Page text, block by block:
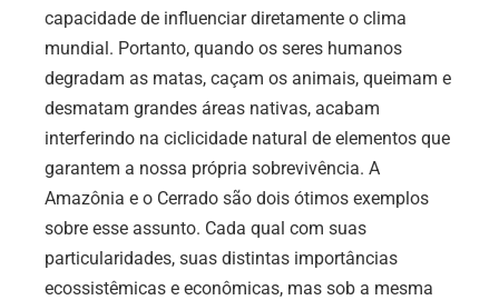
capacidade de influenciar diretamente o clima
mundial. Portanto, quando os seres humanos
degradam as matas, caçam os animais, queimam e
desmatam grandes áreas nativas, acabam
interferindo na ciclicidade natural de elementos que
garantem a nossa própria sobrevivência. A
Amazônia e o Cerrado são dois ótimos exemplos
sobre esse assunto. Cada qual com suas
particularidades, suas distintas importâncias
ecossistêmicas e econômicas, mas sob a mesma